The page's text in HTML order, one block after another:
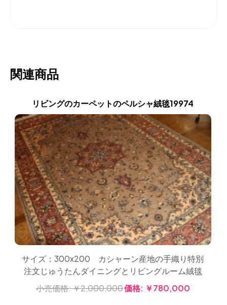
関連商品
リビングのカーペットのペルシャ絨毯19974
サイズ：300x200 カシャーン産地の手織り特別
注文じゅうたんダイニングとリビングルーム絨毯
小売価格:￥2,000,000価格: ￥780,000